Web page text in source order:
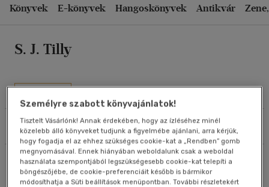
Könyvek E-könyvek Hangoskönyvek Antikvár
S. J. Tilly
Szűrés Rendezés
Ár szerint csökkenő
Eladott darabszám szerint csökkenő
Cím szerint A-Z
Szerző szerint A-Z
Megjelenítés
20 db / oldal
40 db / oldal
Összesen3db
Személyre szabott könyvajánlatok!
Tisztelt Vásárlónk! Annak érdekében, hogy az ízléséhez minél
közelebb álló könyveket tudjunk a figyelmébe ajánlani, arra kérjük,
hogy fogadja el az ehhez szükséges cookie-kat a „Rendben” gomb
megnyomásával. Ennek hiányában weboldalunk csak a weboldal
használata szempontjából legszükségesebb cookie-kat telepíti a
böngészőjébe, de cookie-preferenciáit később is bármikor
módosíthatja a Süti beállítások menüpontban. További részletekért